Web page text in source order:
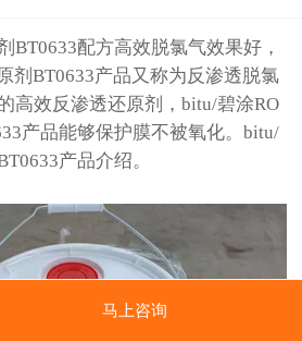
BT0633配方高效脱氯气效果好，
剂BT0633产品又称为反渗透脱氯
高效反渗透还原剂，bitu/碧涂RO
产品能够保护膜不被氧化。 bitu/
产品介绍。
马上咨询